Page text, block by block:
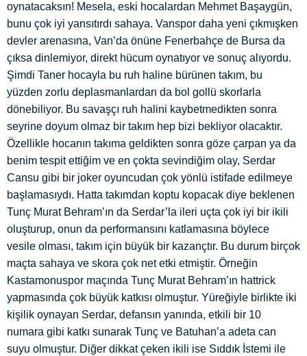
oynatacaksın! Mesela, eski hocalardan Mehmet Başaygün,
bunu çok iyi yansıtırdı sahaya. Vanspor daha yeni çıkmışken
devler arenasına, Van’da önüne Fenerbahçe de Bursa da
çıksa dinlemiyor, direkt hücum oynatıyor ve sonuç alıyordu.
Şimdi Taner hocayla bu ruh haline bürünen takım, bu
yüzden zorlu deplasmanlardan da bol gollü skorlarla
dönebiliyor. Bu savaşçı ruh halini kaybetmedikten sonra
seyrine doyum olmaz bir takım hep bizi bekliyor olacaktır.
Özellikle hocanın takıma geldikten sonra göze çarpan ya da
benim tespit ettiğim ve en çokta sevindiğim olay, Serdar
Cansu gibi bir joker oyuncudan çok yönlü istifade edilmeye
başlamasıydı. Hatta takımdan koptu kopacak diye beklenen
Tunç Murat Behram’ın da Serdar’la ileri uçta çok iyi bir ikili
oluşturup, onun da performansını katlamasına böylece
vesile olması, takım için büyük bir kazançtır. Bu durum birçok
maçta sahaya ve skora çok net etki etmiştir. Örneğin
Kastamonuspor maçında Tunç Murat Behram’ın hattrick
yapmasında çok büyük katkısı olmuştur. Yüreğiyle birlikte iki
kişilik oynayan Serdar, defansın yanında, etkili bir 10
numara gibi katkı sunarak Tunç ve Batuhan’a adeta can
suyu olmuştur. Diğer dikkat çeken ikili ise Sıddık İstemi ile